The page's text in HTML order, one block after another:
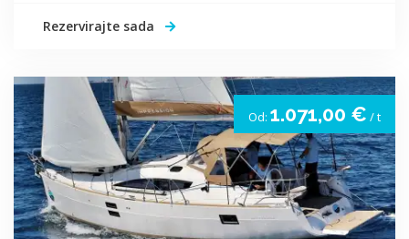
Rezervirajte sada
Od: 1.071,00 € / t